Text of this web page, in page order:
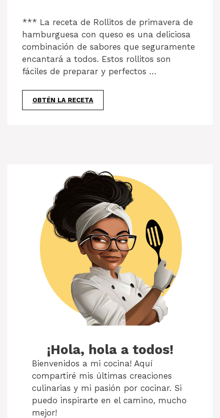
*** La receta de Rollitos de primavera de
hamburguesa con queso es una deliciosa
combinación de sabores que seguramente
encantará a todos. Estos rollitos son
fáciles de preparar y perfectos …
OBTÉN LA RECETA
¡Hola, hola a todos!
Bienvenidos a mi cocina! Aquí
compartiré mis últimas creaciones
culinarias y mi pasión por cocinar. Si
puedo inspirarte en el camino, mucho
mejor!